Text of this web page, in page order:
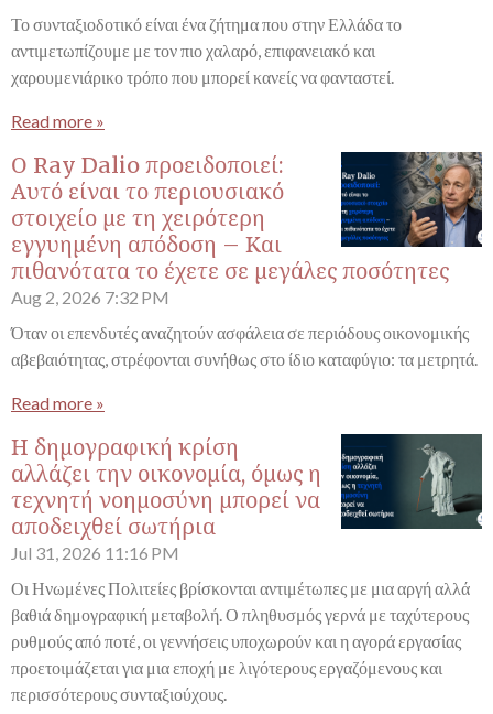
Το συνταξιοδοτικό είναι ένα ζήτημα που στην Ελλάδα το
αντιμετωπίζουμε με τον πιο χαλαρό, επιφανειακό και
χαρουμενιάρικο τρόπο που μπορεί κανείς να φανταστεί.
Read more »
Ο Ray Dalio προειδοποιεί:
Αυτό είναι το περιουσιακό
στοιχείο με τη χειρότερη
εγγυημένη απόδοση – Και
πιθανότατα το έχετε σε μεγάλες ποσότητες
Aug 2, 2026 7:32 PM
Όταν οι επενδυτές αναζητούν ασφάλεια σε περιόδους οικονομικής
αβεβαιότητας, στρέφονται συνήθως στο ίδιο καταφύγιο: τα μετρητά.
Read more »
Η δημογραφική κρίση
αλλάζει την οικονομία, όμως η
τεχνητή νοημοσύνη μπορεί να
αποδειχθεί σωτήρια
Jul 31, 2026 11:16 PM
Οι Ηνωμένες Πολιτείες βρίσκονται αντιμέτωπες με μια αργή αλλά
βαθιά δημογραφική μεταβολή. Ο πληθυσμός γερνά με ταχύτερους
ρυθμούς από ποτέ, οι γεννήσεις υποχωρούν και η αγορά εργασίας
προετοιμάζεται για μια εποχή με λιγότερους εργαζόμενους και
περισσότερους συνταξιούχους.